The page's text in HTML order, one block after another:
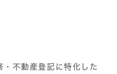
不動産登記に特化した